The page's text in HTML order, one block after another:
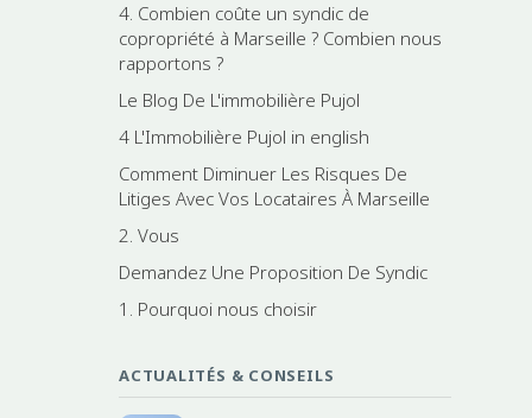
4. Combien coûte un syndic de
copropriété à Marseille ? Combien nous
rapportons ?
Le Blog De L'immobilière Pujol
4 L'Immobilière Pujol in english
Comment Diminuer Les Risques De
Litiges Avec Vos Locataires À Marseille
2. Vous
Demandez Une Proposition De Syndic
1. Pourquoi nous choisir
ACTUALITÉS & CONSEILS